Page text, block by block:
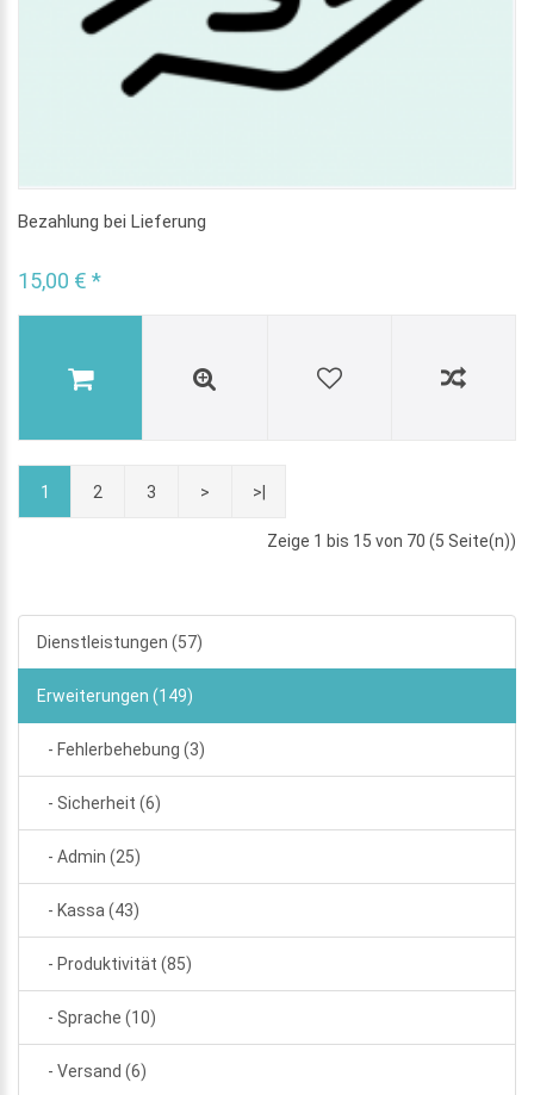
Bezahlung bei Lieferung
15,00 € *
1 2 3 > >|
Zeige 1 bis 15 von 70 (5 Seite(n))
Dienstleistungen (57)
Erweiterungen (149)
- Fehlerbehebung (3)
- Sicherheit (6)
- Admin (25)
- Kassa (43)
- Produktivität (85)
- Sprache (10)
- Versand (6)